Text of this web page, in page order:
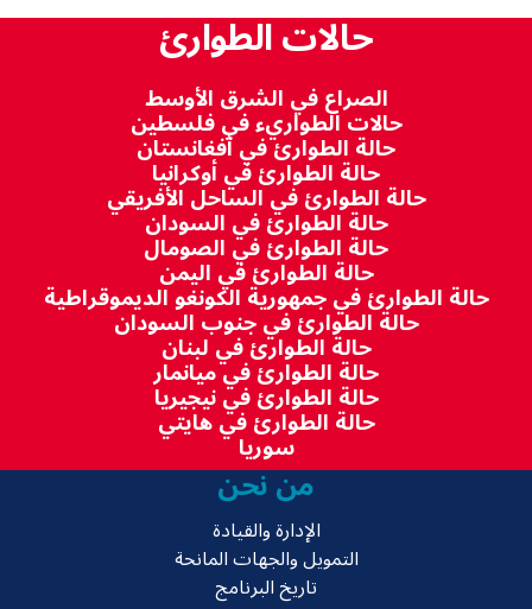
حالات الطوارئ
الصراع في الشرق الأوسط
حالات الطواريء في فلسطين
حالة الطوارئ في أفغانستان
حالة الطوارئ في أوكرانيا
حالة الطوارئ في الساحل الأفريقي
حالة الطوارئ في السودان
حالة الطوارئ في الصومال
حالة الطوارئ في اليمن
حالة الطوارئ في جمهورية الكونغو الديموقراطية
حالة الطوارئ في جنوب السودان
حالة الطوارئ في لبنان
حالة الطوارئ في ميانمار
حالة الطوارئ في نيجيريا
حالة الطوارئ في هايتي
سوريا
من نحن
الإدارة والقيادة
التمويل والجهات المانحة
تاريخ البرنامج